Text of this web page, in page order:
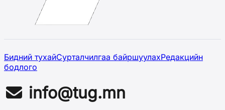
Бидний тухайСурталчилгаа байршуулахРедакцийн
бодлого
info@tug.mn